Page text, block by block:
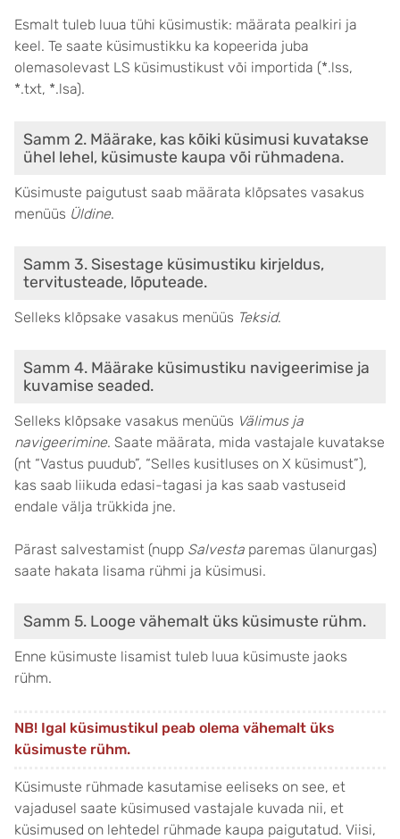
Esmalt tuleb luua tühi küsimustik: määrata pealkiri ja
keel. Te saate küsimustikku ka kopeerida juba
olemasolevast LS küsimustikust või importida (*.lss,
*.txt, *.lsa).
Samm 2. Määrake, kas kõiki küsimusi kuvatakse
ühel lehel, küsimuste kaupa või rühmadena.
Küsimuste paigutust saab määrata klõpsates vasakus
menüüs Üldine.
Samm 3. Sisestage küsimustiku kirjeldus,
tervitusteade, lõputeade.
Selleks klõpsake vasakus menüüs Teksid.
Samm 4. Määrake küsimustiku navigeerimise ja
kuvamise seaded.
Selleks klõpsake vasakus menüüs Välimus ja
navigeerimine. Saate määrata, mida vastajale kuvatakse
(nt “Vastus puudub”, “Selles kusitluses on X küsimust”),
kas saab liikuda edasi-tagasi ja kas saab vastuseid
endale välja trükkida jne.
Pärast salvestamist (nupp Salvesta paremas ülanurgas)
saate hakata lisama rühmi ja küsimusi.
Samm 5. Looge vähemalt üks küsimuste rühm.
Enne küsimuste lisamist tuleb luua küsimuste jaoks
rühm.
NB! Igal küsimustikul peab olema vähemalt üks
küsimuste rühm.
Küsimuste rühmade kasutamise eeliseks on see, et
vajadusel saate küsimused vastajale kuvada nii, et
küsimused on lehtedel rühmade kaupa paigutatud. Viisi,